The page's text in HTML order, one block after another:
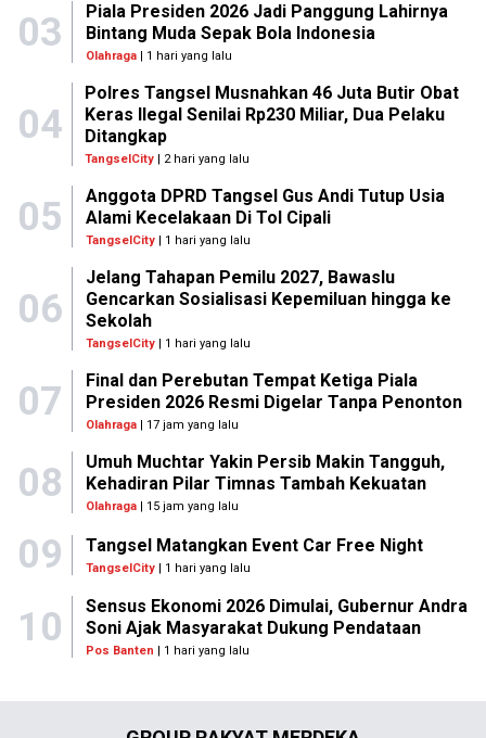
03
Piala Presiden 2026 Jadi Panggung Lahirnya
Bintang Muda Sepak Bola Indonesia
Olahraga| 1 hari yang lalu
04
Polres Tangsel Musnahkan 46 Juta Butir Obat
Keras Ilegal Senilai Rp230 Miliar, Dua Pelaku
Ditangkap
TangselCity | 2 hari yang lalu
05
Anggota DPRD Tangsel Gus Andi Tutup Usia
Alami Kecelakaan Di Tol Cipali
TangselCity| 1 hari yang lalu
06
Jelang Tahapan Pemilu 2027, Bawaslu
Gencarkan Sosialisasi Kepemiluan hingga ke
Sekolah
TangselCity| 1 hari yang lalu
07
Final dan Perebutan Tempat Ketiga Piala
Presiden 2026 Resmi Digelar Tanpa Penonton
Olahraga| 17 jam yang lalu
08
Umuh Muchtar Yakin Persib Makin Tangguh,
Kehadiran Pilar Timnas Tambah Kekuatan
Olahraga| 15 jam yang lalu
09 Tangsel Matangkan Event Car Free Night
TangselCity | 1 hari yang lalu
10
Sensus Ekonomi 2026 Dimulai, Gubernur Andra
Soni Ajak Masyarakat Dukung Pendataan
Pos Banten | 1 hari yang lalu